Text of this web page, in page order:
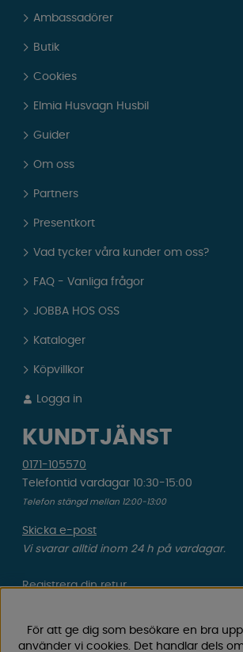
Ambassadörer
Butik
Cookies
Elmia Husvagn Husbil
Guider
Om oss
Partners
Presentkort
Vad tycker våra kunder om oss?
FAQ - Vanliga frågor
JOBBA HOS OSS
Kataloger
Köpvillkor
Logga in
KUNDTJÄNST
0171-105570
Telefontid vardagar 10:30-15:00
Telefon stängd mellan 12:00-13:00
Skicka e-post
Vi svarar alltid inom 24 h på vardagar.
Registrera din retur
Registrera din reklamation
För att ge dig som besökare en bra
använder vi cookies. Det handlar dels